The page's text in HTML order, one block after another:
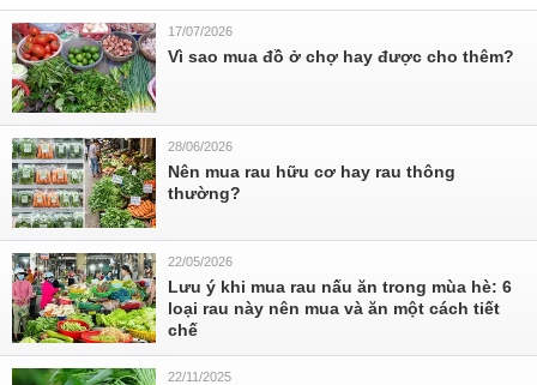
17/07/2026
Vì sao mua đồ ở chợ hay được cho thêm?
28/06/2026
Nên mua rau hữu cơ hay rau thông
thường?
22/05/2026
Lưu ý khi mua rau nấu ăn trong mùa hè: 6
loại rau này nên mua và ăn một cách tiết
chế
22/11/2025